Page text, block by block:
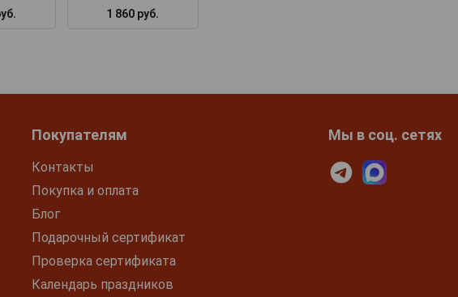
1 860 руб.
Покупателям
Контакты
Покупка и оплата
Блог
Подарочный сертификат
Проверка сертификата
Календарь праздников
Мы в соц. сетях